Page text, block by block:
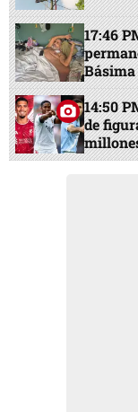
17:46
Básima
14:50
de